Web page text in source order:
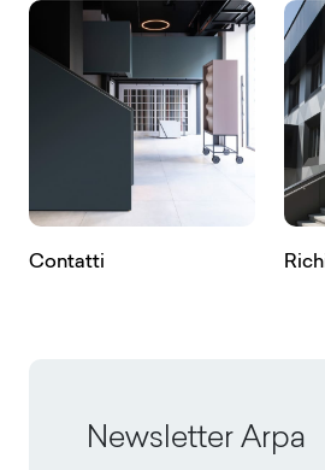
Contatti
Newsletter Arpa